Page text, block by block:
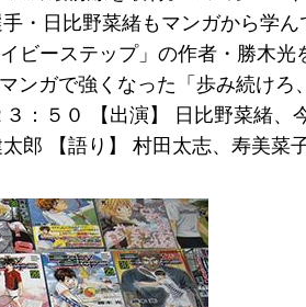
・日比野菜緒もマンガから学ん
ビーステップ」の作者・勝木光
ンガで強くなった「歩み続けろ
：５０ 【出演】 日比野菜緒、
郎 【語り】 村田太志、寿美菜